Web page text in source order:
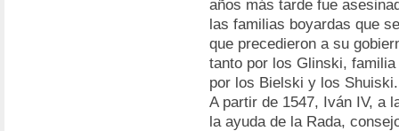
años más tarde fue
las familias boyardas que
que precedieron a su
tanto por los Glinski,
por los Bielski y los Shuiski.
A partir de 1547, Iván IV, a
la ayuda de la Rada,